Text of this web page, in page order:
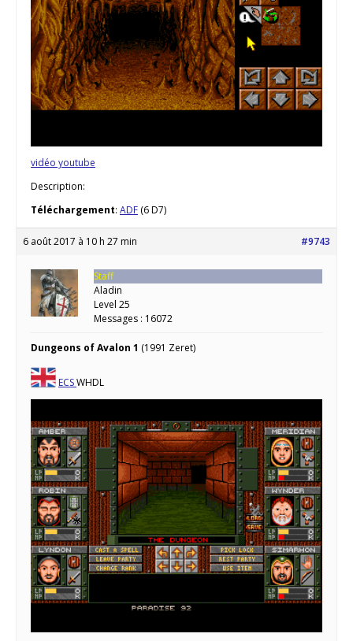
vidéo youtube
Description:
Téléchargement: ADF (6 D7)
6 août 2017 à 10 h 27 min #9743
Staff
Aladin
Level 25
Messages : 16072
Dungeons of Avalon 1 (1991 Zeret)
ECSWHDL